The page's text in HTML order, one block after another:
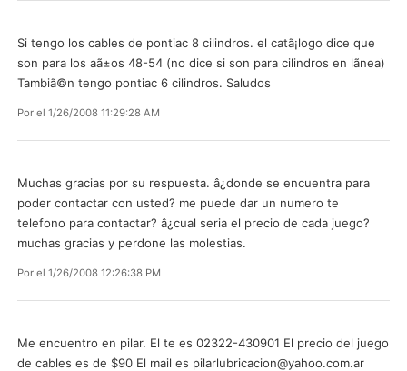
Si tengo los cables de pontiac 8 cilindros. el catã¡logo dice que
son para los aã±os 48-54 (no dice si son para cilindros en lã­nea)
Tambiã©n tengo pontiac 6 cilindros. Saludos
Por el 1/26/2008 11:29:28 AM
Muchas gracias por su respuesta. â¿donde se encuentra para
poder contactar con usted? me puede dar un numero te
telefono para contactar? â¿cual seria el precio de cada juego?
muchas gracias y perdone las molestias.
Por el 1/26/2008 12:26:38 PM
Me encuentro en pilar. El te es 02322-430901 El precio del juego
de cables es de $90 El mail es pilarlubricacion@yahoo.com.ar